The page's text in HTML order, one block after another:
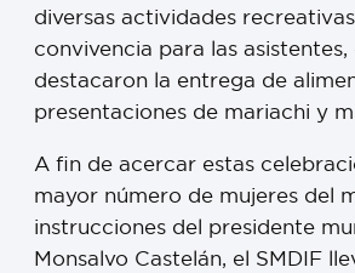
diversas actividades
convivencia para las
destacaron la entrega de
presentaciones de mariachi y
A fin de acercar estas
mayor número de mujeres del
instrucciones del presidente
Monsalvo Castelán, el SMDIF